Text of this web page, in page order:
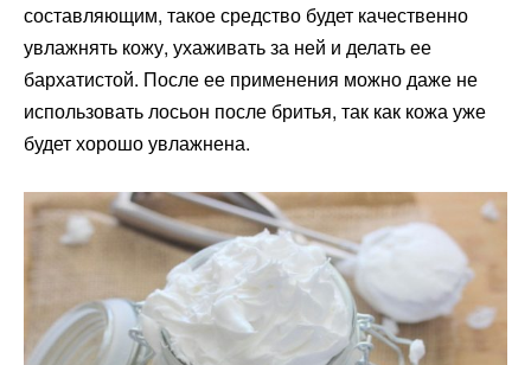
составляющим, такое средство будет качественно
увлажнять кожу, ухаживать за ней и делать ее
бархатистой. После ее применения можно даже не
использовать лосьон после бритья, так как кожа уже
будет хорошо увлажнена.